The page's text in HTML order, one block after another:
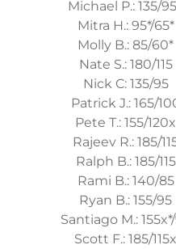
Michael P.: 135/
Mitra H.: 95*/65*
Molly B.: 85/60*
Nate S.: 180/115
Nick C: 135/95
Patrick J.: 165/
Pete T.: 155/120x
Rajeev R.: 185/
Ralph B.: 185/115
Rami B.: 140/85
Ryan B.: 155/95
Santiago M.:
Scott F.: 185/115x